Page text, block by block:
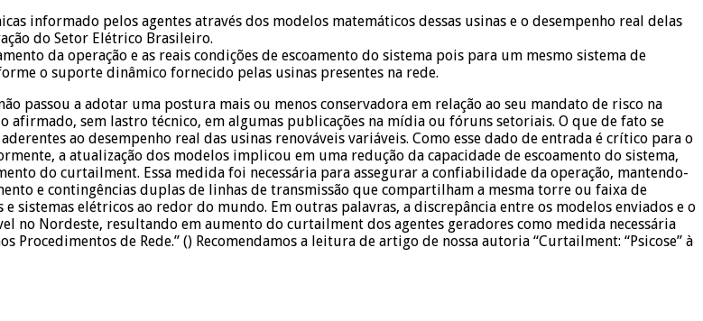
informado pelos agentes através dos modelos matemáticos dessas usinas e o desempenho real delas
do Setor Elétrico Brasileiro.
da operação e as reais condições de escoamento do sistema pois para um mesmo sistema de
o suporte dinâmico fornecido pelas usinas presentes na rede.
passou a adotar uma postura mais ou menos conservadora em relação ao seu mandato de risco na
sem lastro técnico, em algumas publicações na mídia ou fóruns setoriais. O que de fato se
ao desempenho real das usinas renováveis variáveis. Como esse dado de entrada é crítico para o
a atualização dos modelos implicou em uma redução da capacidade de escoamento do sistema,
do curtailment. Essa medida foi necessária para assegurar a confiabilidade da operação, mantendo-
e contingências duplas de linhas de transmissão que compartilham a mesma torre ou faixa de
sistemas elétricos ao redor do mundo. Em outras palavras, a discrepância entre os modelos enviados e o
no Nordeste, resultando em aumento do curtailment dos agentes geradores como medida necessária
de Rede.” () Recomendamos a leitura de artigo de nossa autoria “Curtailment: “Psicose” à